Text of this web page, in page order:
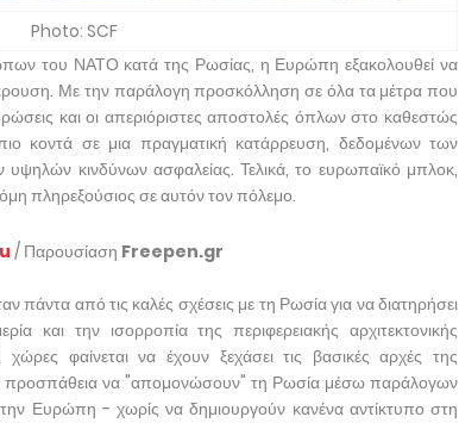
Photo: SCF
του ΝΑΤΟ κατά της Ρωσίας, η Ευρώπη εξακολουθεί να
Με την παράλογη προσκόλληση σε όλα τα μέτρα που
και οι απεριόριστες αποστολές όπλων στο καθεστώς
κοντά σε μια πραγματική κατάρρευση, δεδομένων των
κινδύνων ασφαλείας. Τελικά, το ευρωπαϊκό μπλοκ,
πληρεξούσιος σε αυτόν τον πόλεμο.
/ Παρουσίαση Freepen.gr
πάντα από τις καλές σχέσεις με τη Ρωσία για να διατηρήσει
και την ισορροπία της περιφερειακής αρχιτεκτονικής
φαίνεται να έχουν ξεχάσει τις βασικές αρχές της
προσπάθεια να "απομονώσουν" τη Ρωσία μέσω παράλογων
Ευρώπη - χωρίς να δημιουργούν κανένα αντίκτυπο στη